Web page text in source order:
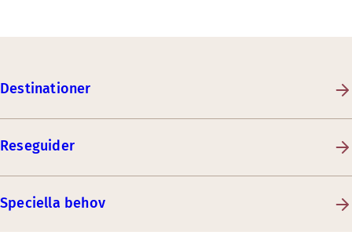
Destinationer
Reseguider
Speciella behov